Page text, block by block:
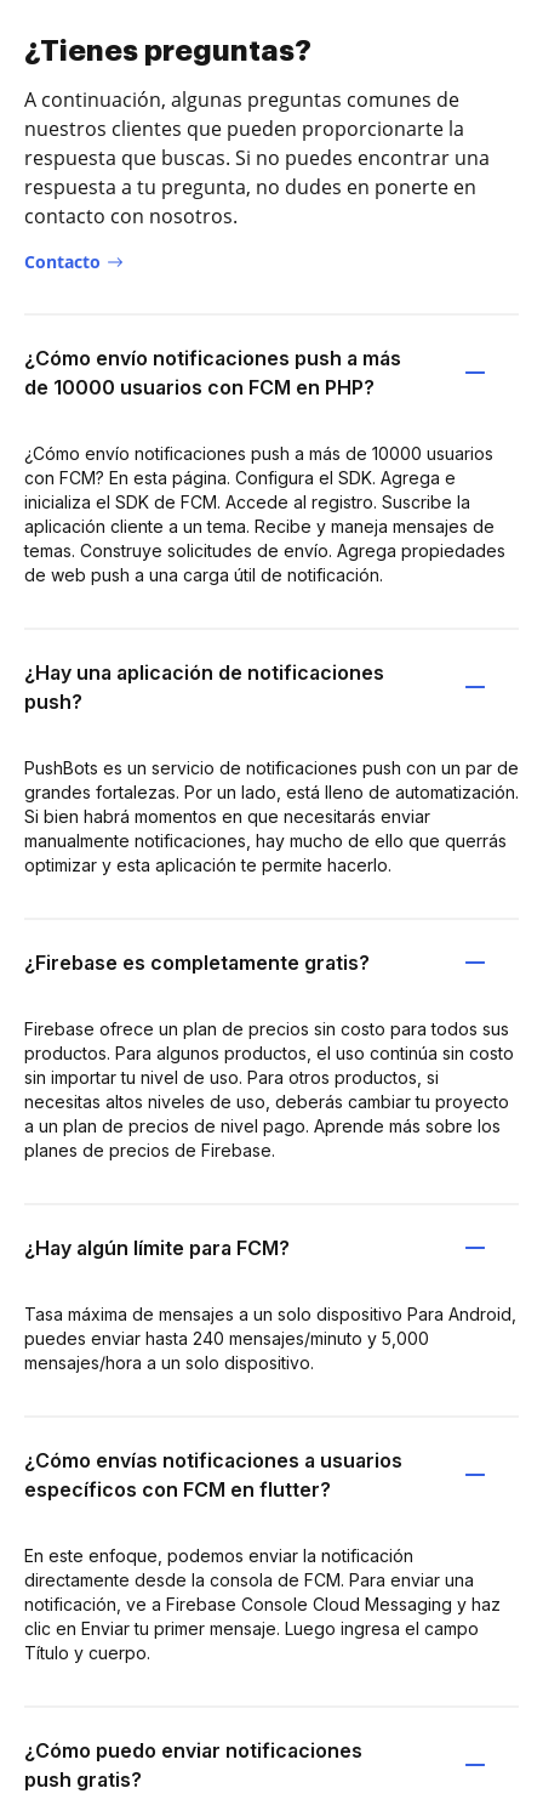
¿Tienes preguntas?
A continuación, algunas preguntas comunes de
nuestros clientes que pueden proporcionarte la
respuesta que buscas. Si no puedes encontrar una
respuesta a tu pregunta, no dudes en ponerte en
contacto con nosotros.
Contacto
¿Cómo envío notificaciones push a más
de 10000 usuarios con FCM en PHP?
¿Cómo envío notificaciones push a más de 10000 usuarios
con FCM? En esta página. Configura el SDK. Agrega e
inicializa el SDK de FCM. Accede al registro. Suscribe la
aplicación cliente a un tema. Recibe y maneja mensajes de
temas. Construye solicitudes de envío. Agrega propiedades
de web push a una carga útil de notificación.
¿Hay una aplicación de notificaciones
push?
PushBots es un servicio de notificaciones push con un par de
grandes fortalezas. Por un lado, está lleno de automatización.
Si bien habrá momentos en que necesitarás enviar
manualmente notificaciones, hay mucho de ello que querrás
optimizar y esta aplicación te permite hacerlo.
¿Firebase es completamente gratis?
Firebase ofrece un plan de precios sin costo para todos sus
productos. Para algunos productos, el uso continúa sin costo
sin importar tu nivel de uso. Para otros productos, si
necesitas altos niveles de uso, deberás cambiar tu proyecto
a un plan de precios de nivel pago. Aprende más sobre los
planes de precios de Firebase.
¿Hay algún límite para FCM?
Tasa máxima de mensajes a un solo dispositivo Para Android,
puedes enviar hasta 240 mensajes/minuto y 5,000
mensajes/hora a un solo dispositivo.
¿Cómo envías notificaciones a usuarios
específicos con FCM en flutter?
En este enfoque, podemos enviar la notificación
directamente desde la consola de FCM. Para enviar una
notificación, ve a Firebase Console Cloud Messaging y haz
clic en Enviar tu primer mensaje. Luego ingresa el campo
Título y cuerpo.
¿Cómo puedo enviar notificaciones
push gratis?